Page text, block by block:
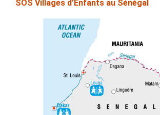
SOS Villages d’Enfants au Sénégal